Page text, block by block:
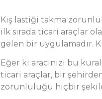
Kış lastiği takma
ilk sırada ticari araçlar
gelen bir uygulamadır.
Eğer ki aracınızı bu
ticari araçlar, bir
zorunluluğu hiçbir